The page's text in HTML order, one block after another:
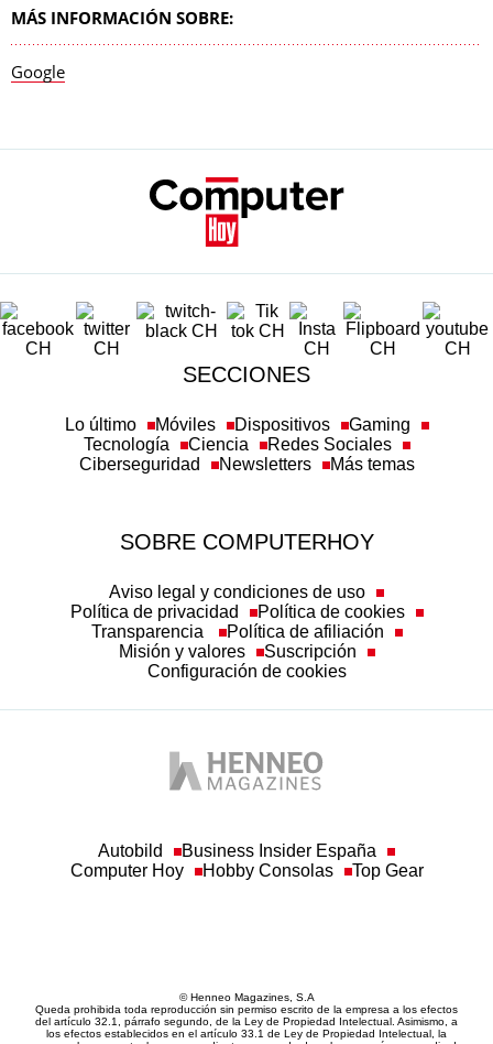
MÁS INFORMACIÓN SOBRE:
Google
SECCIONES
Tecnología
Ciencia
Redes Sociales
Ciberseguridad
Newsletters Más temas
Política de privacidad
Política de cookies
Transparencia
Política de afiliación
Misión y valores
Suscripción
Configuración de cookies
Computer Hoy
Hobby Consolas Top Gear
del artículo 32.1, párrafo segundo, de la Ley de Propiedad Intelectual. Asimismo, a
los efectos establecidos en el artículo 33.1 de Ley de Propiedad Intelectual, la
empresa hace constar la correspondiente reserva de derechos, por sí y por medio de
sus redactores o autores.